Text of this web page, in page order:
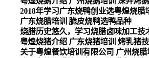
2018年学习广东烧鸭创业选粤煌烧腊
广东烧腊培训 脆皮烧鸭选鸭品种
粤煌烧猪介绍 广东烧猪培训 烤乳猪
关于粤煌餐饮培训有限公司 广州烧腊